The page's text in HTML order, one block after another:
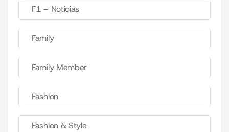
F1 – Noticias
Family
Family Member
Fashion
Fashion & Style